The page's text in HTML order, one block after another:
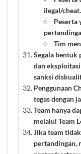
ilegal/cheat.
Peserta
Tim
Segala bentuk
dan
sanksi
Penggunaan
tegas dengan
Team hanya
melalui Team
Jika team
pertandingan,